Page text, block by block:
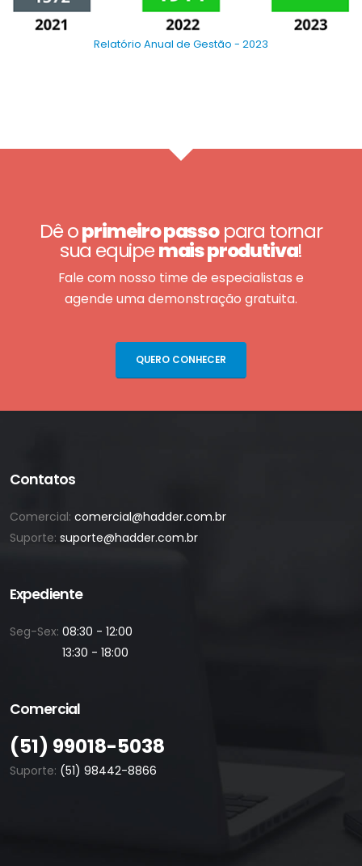
Relatório Anual de Gestão - 2023
Dê oprimeiro passopara tornar
sua equipemais produtiva!
Fale com nosso time de especialistas e
agende uma demonstração gratuita.
QUERO CONHECER
Contatos
Comercial: comercial@hadder.com.br
Suporte: suporte@hadder.com.br
Expediente
Seg-Sex: 08:30 - 12:00
13:30 - 18:00
Comercial
(51) 99018-5038
Suporte: (51) 98442-8866